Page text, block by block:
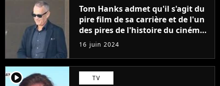
Tom Hanks admet qu'il s'agit du
pire film de sa carrière et de l'un
des pires de l'histoire du cinéma :
"L'un des films les plus
médiocres jamais réalisés"
16 juin 2024
player2 TV